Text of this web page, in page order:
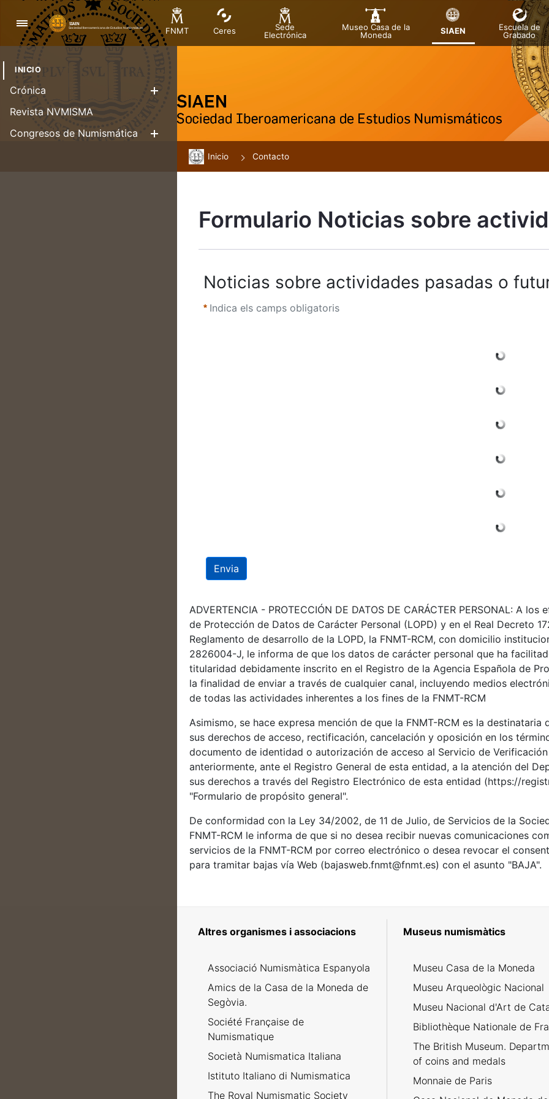
Navegació
FNMT Ceres
Sede
Electrónica
Museo Casa de la
Moneda
SIAEN
Escuela de
Grabado
INICIO
Crónica
Mostra/Amaga
Revista NVMISMA
Congresos de Numismática
Inicio Contacto
Formulario Noticias sobre
Noticias sobre actividades pasadas o
Indica els camps obligatoris
Envia
ADVERTENCIA - PROTECCIÓN DE DATOS DE CARÁCTER PERSONAL: A
de Protección de Datos de Carácter Personal (LOPD) y en el Real Decreto
Reglamento de desarrollo de la LOPD, la FNMT-RCM, con domicilio
2826004-J, le informa de que los datos de carácter personal que ha
titularidad debidamente inscrito en el Registro de la Agencia Española de
la finalidad de enviar a través de cualquier canal, incluyendo medios
de todas las actividades inherentes a los fines de la FNMT-RCM
Asimismo, se hace expresa mención de que la FNMT-RCM es la
sus derechos de acceso, rectificación, cancelación y oposición en los
documento de identidad o autorización de acceso al Servicio de
anteriormente, ante el Registro General de esta entidad, a la atención del
sus derechos a través del Registro Electrónico de esta entidad (https://
"Formulario de propósito general".
De conformidad con la Ley 34/2002, de 11 de Julio, de Servicios de la
FNMT-RCM le informa de que si no desea recibir nuevas comunicaciones
servicios de la FNMT-RCM por correo electrónico o desea revocar el
para tramitar bajas vía Web (bajasweb.fnmt@fnmt.es) con el asunto "BAJA".
Altres organismes i associacions
Associació Numismàtica Espanyola
Amics de la Casa de la Moneda de
Segòvia.
Société Française de
Numismatique
Società Numismatica Italiana
Istituto Italiano di Numismatica
The Royal Numismatic Society
Museus numismàtics
Museu Casa de la Moneda
Museu Arqueològic Nacional
Museu Nacional d'Art de
Bibliothèque Nationale de
The British Museum.
of coins and medals
Monnaie de Paris